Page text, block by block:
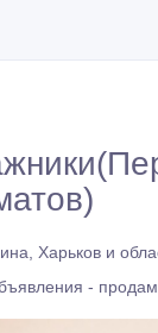
Харьков и
-